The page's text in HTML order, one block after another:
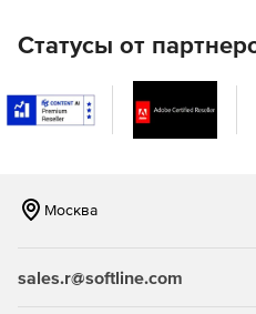
Статусы от
Москва
sales.r@softline.com